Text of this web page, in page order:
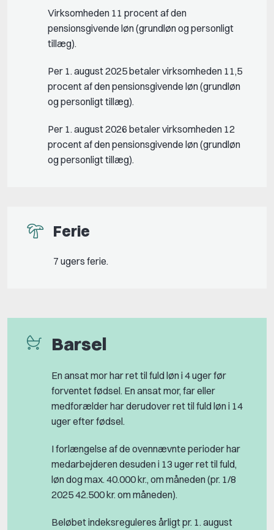
Virksomheden 11 procent af den
pensionsgivende løn (grundløn og personligt
tillæg).
Per 1. august 2025 betaler virksomheden 11,5
procent af den pensionsgivende løn (grundløn
og personligt tillæg).
Per 1. august 2026 betaler virksomheden 12
procent af den pensionsgivende løn (grundløn
og personligt tillæg).
Ferie
7 ugers ferie.
Barsel
En ansat mor har ret til fuld løn i 4 uger før
forventet fødsel. En ansat mor, far eller
medforælder har derudover ret til fuld løn i 14
uger efter fødsel.
I forlængelse af de ovennævnte perioder har
medarbejderen desuden i 13 uger ret til fuld,
løn dog max. 40.000 kr., om måneden (pr. 1/8
2025 42.500 kr. om måneden).
Beløbet indeksreguleres årligt pr. 1. august